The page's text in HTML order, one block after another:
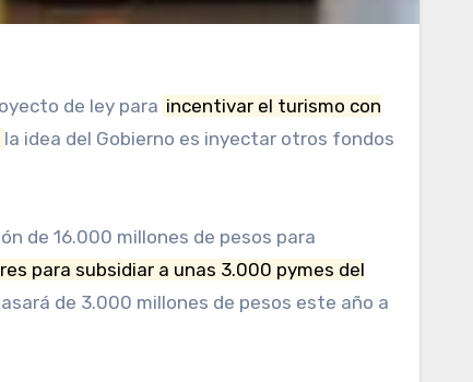
de ley para incentivar el turismo con
la idea del Gobierno es inyectar otros fondos
de 16.000 millones de pesos para
para subsidiar a unas 3.000 pymes del
de 3.000 millones de pesos este año a